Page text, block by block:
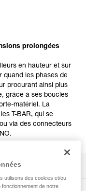
prolongées
en hauteur et sur
quand les phases de
procurant ainsi plus
grâce à ses boucles
matériel. La
T-BAR, qui se
via des connecteurs
:
utilisons des cookies et/ou
de notre